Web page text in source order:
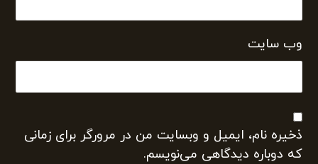
وب‌ سایت
ذخیره نام، ایمیل و وبسایت من در مرورگر برای زمانی
که دوباره دیدگاهی می‌نویسم.